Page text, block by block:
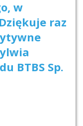
w
raz
BTBS Sp.